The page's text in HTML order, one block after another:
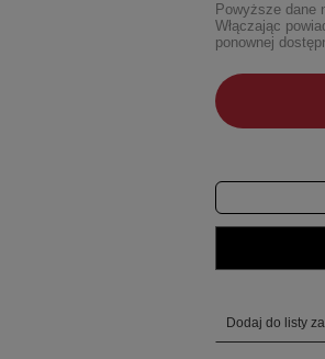
Powyższe dane
Włączając
ponownej
Dodaj do listy